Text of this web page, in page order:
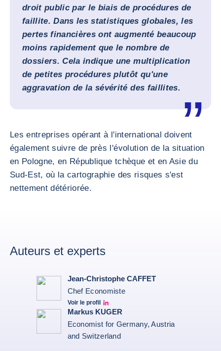
droit public par le biais de procédures de
faillite. Dans les statistiques globales, les
pertes financières ont augmenté beaucoup
moins rapidement que le nombre de
dossiers. Cela indique une multiplication
de petites procédures plutôt qu'une
aggravation de la sévérité des faillites.
Les entreprises opérant à l'international doivent
également suivre de près l'évolution de la situation
en Pologne, en République tchèque et en Asie du
Sud-Est, où la cartographie des risques s'est
nettement détériorée.
Auteurs et experts
Jean-Christophe CAFFET
Chef Economiste
Voir le profil
JCC Linkedin
Markus KUGER
Economist for Germany, Austria
and Switzerland